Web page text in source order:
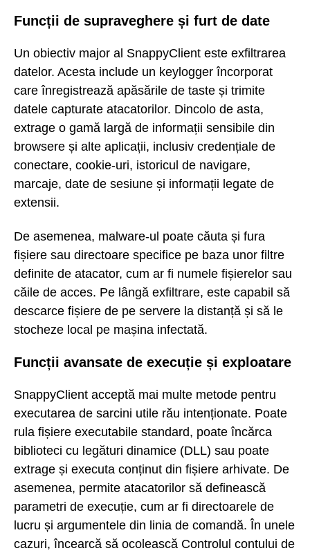
Funcții de supraveghere și furt de date
Un obiectiv major al SnappyClient este exfiltrarea
datelor. Acesta include un keylogger încorporat
care înregistrează apăsările de taste și trimite
datele capturate atacatorilor. Dincolo de asta,
extrage o gamă largă de informații sensibile din
browsere și alte aplicații, inclusiv credențiale de
conectare, cookie-uri, istoricul de navigare,
marcaje, date de sesiune și informații legate de
extensii.
De asemenea, malware-ul poate căuta și fura
fișiere sau directoare specifice pe baza unor filtre
definite de atacator, cum ar fi numele fișierelor sau
căile de acces. Pe lângă exfiltrare, este capabil să
descarce fișiere de pe servere la distanță și să le
stocheze local pe mașina infectată.
Funcții avansate de execuție și exploatare
SnappyClient acceptă mai multe metode pentru
executarea de sarcini utile rău intenționate. Poate
rula fișiere executabile standard, poate încărca
biblioteci cu legături dinamice (DLL) sau poate
extrage și executa conținut din fișiere arhivate. De
asemenea, permite atacatorilor să definească
parametri de execuție, cum ar fi directoarele de
lucru și argumentele din linia de comandă. În unele
cazuri, încearcă să ocolească Controlul contului de